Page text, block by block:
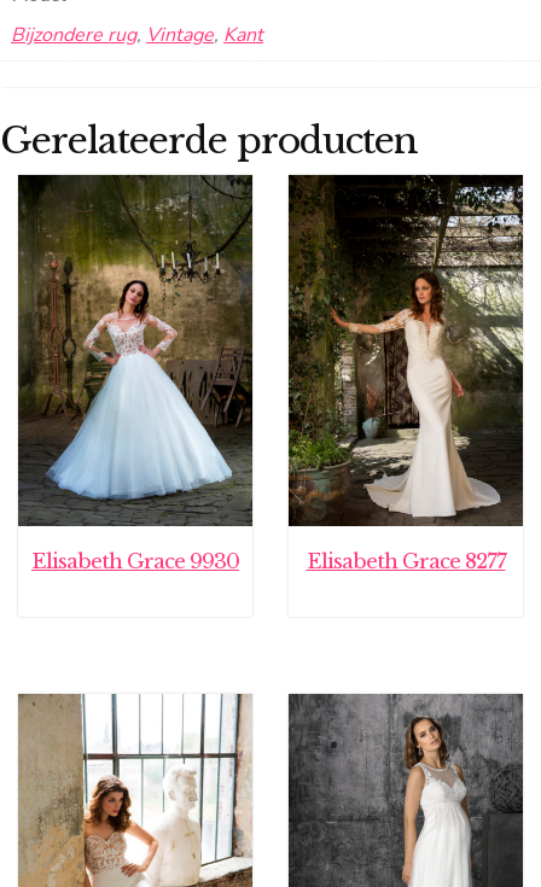
Bijzondere rug, Vintage, Kant
Gerelateerde producten
Elisabeth Grace 9930 Elisabeth Grace 8277